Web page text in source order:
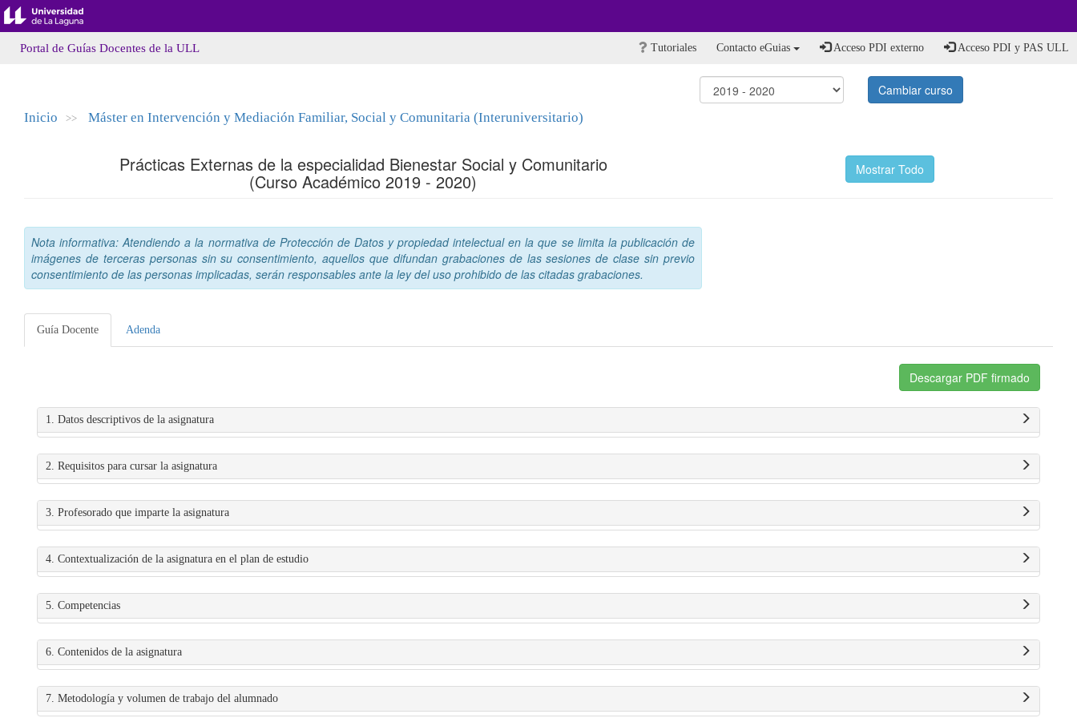
Portal de Guías Docentes de la ULL Tutoriales Contacto eGuias Acceso PDI externo Acceso PDI y PAS ULL
Cambiar curso
Inicio >> Máster en Intervención y Mediación Familiar, Social y Comunitaria (Interuniversitario)
Prácticas Externas de la especialidad Bienestar Social y Comunitario
(Curso Académico 2019 - 2020)
Mostrar Todo
Nota informativa: Atendiendo a la normativa de Protección de Datos y propiedad intelectual en la que se limita la publicación de
imágenes de terceras personas sin su consentimiento, aquellos que difundan grabaciones de las sesiones de clase sin previo
consentimiento de las personas implicadas, serán responsables ante la ley del uso prohibido de las citadas grabaciones.
Guía Docente Adenda
Descargar PDF firmado
1. Datos descriptivos de la asignatura
2. Requisitos para cursar la asignatura
3. Profesorado que imparte la asignatura
4. Contextualización de la asignatura en el plan de estudio
5. Competencias
6. Contenidos de la asignatura
7. Metodología y volumen de trabajo del alumnado